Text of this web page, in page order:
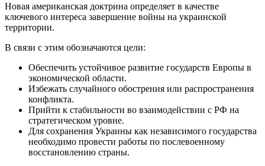
Новая американская доктрина определяет в качестве
ключевого интереса завершение войны на украинской
территории.
В связи с этим обозначаются цели:
Обеспечить устойчивое развитие государств Европы в
экономической области.
Избежать случайного обострения или распространения
конфликта.
Прийти к стабильности во взаимодействии с РФ на
стратегическом уровне.
Для сохранения Украины как независимого государства
необходимо провести работы по послевоенному
восстановлению страны.